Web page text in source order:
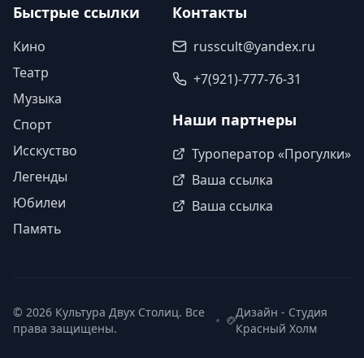
Быстрые ссылки
Кино
Театр
Музыка
Спорт
Исскуство
Легенды
Юбилеи
Память
Контакты
russcult@yandex.ru
+7(921)-777-76-31
Наши партнеры
Туроператор «Прогулки»
Ваша ссылка
Ваша ссылка
© 2026 Культура Двух Столиц. Все
права защищены.
•
Дизайн - Студия
Красный Холм